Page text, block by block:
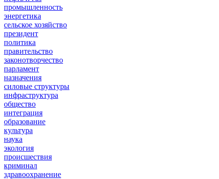
промышленность
энергетика
сельское хозяйство
президент
политика
правительство
законотворчество
парламент
назначения
силовые структуры
инфраструктура
общество
интеграция
образование
культура
наука
экология
происшествия
криминал
здравоохранение